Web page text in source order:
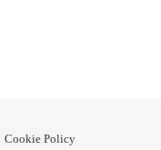
Cookie Policy